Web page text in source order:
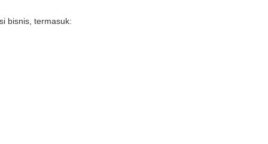
bisnis, termasuk: